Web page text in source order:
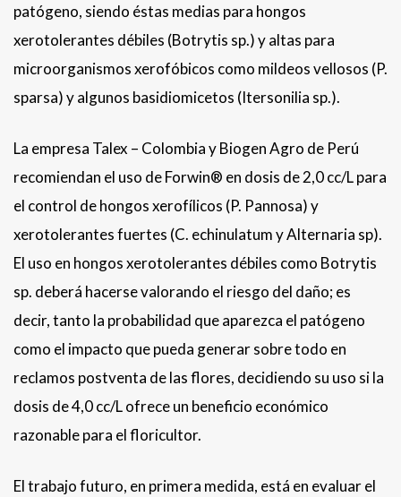
patógeno, siendo éstas medias para hongos
xerotolerantes débiles (Botrytis sp.) y altas para
microorganismos xerofóbicos como mildeos vellosos (P.
sparsa) y algunos basidiomicetos (Itersonilia sp.).
La empresa Talex – Colombia y Biogen Agro de Perú
recomiendan el uso de Forwin® en dosis de 2,0 cc/L para
el control de hongos xerofílicos (P. Pannosa) y
xerotolerantes fuertes (C. echinulatum y Alternaria sp).
El uso en hongos xerotolerantes débiles como Botrytis
sp. deberá hacerse valorando el riesgo del daño; es
decir, tanto la probabilidad que aparezca el patógeno
como el impacto que pueda generar sobre todo en
reclamos postventa de las flores, decidiendo su uso si la
dosis de 4,0 cc/L ofrece un beneficio económico
razonable para el floricultor.
El trabajo futuro, en primera medida, está en evaluar el